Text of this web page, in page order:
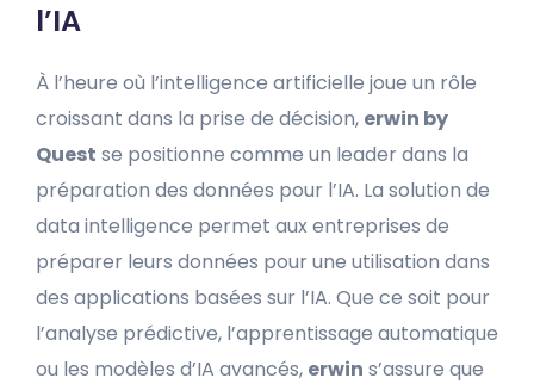
l’IA
À l’heure où l’intelligence artificielle joue un rôle
croissant dans la prise de décision, erwin by
Quest se positionne comme un leader dans la
préparation des données pour l’IA. La solution de
data intelligence permet aux entreprises de
préparer leurs données pour une utilisation dans
des applications basées sur l’IA. Que ce soit pour
l’analyse prédictive, l’apprentissage automatique
ou les modèles d’IA avancés, erwin s’assure que